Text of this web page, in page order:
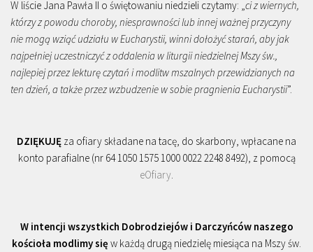
W liście Jana Pawła II o świętowaniu niedzieli czytamy: „ ci z wiernych,
którzy z powodu choroby, niesprawności lub innej ważnej przyczyny
nie mogą wziąć udziału w Eucharystii, winni dołożyć starań, aby jak
najpełniej uczestniczyć z oddalenia w liturgii niedzielnej Mszy św.,
najlepiej przez lekturę czytań i modlitw mszalnych przewidzianych na
ten dzień, a także przez wzbudzenie w sobie pragnienia Eucharystii”.
DZIĘKUJĘ za ofiary składane na tacę, do skarbony, wpłacane na
konto parafialne (nr 64 1050 1575 1000 0022 2248 8492), z pomocą
eOfiary
W intencji wszystkich Dobrodziejów i Darczyńców naszego
kościoła modlimy się w każdą drugą niedzielę miesiąca na Mszy św.